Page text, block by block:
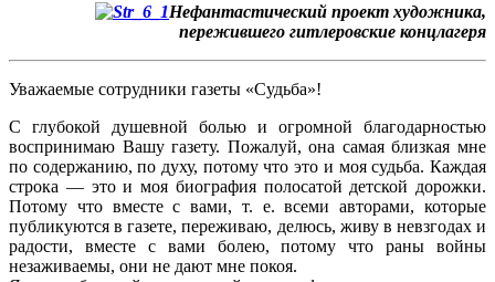
Нефантастический проект художника,
пережившего гитлеровские концлагеря
Уважаемые сотрудники газеты «Судьба»!
С глубокой душевной болью и огромной благодарностью
воспринимаю Вашу газету. Пожалуй, она самая близкая мне
по содержанию, по духу, потому что это и моя судьба. Каждая
строка — это и моя биография полосатой детской дорожки.
Потому что вместе с вами, т. е. всеми авторами, которые
публикуются в газете, переживаю, делюсь, живу в невзгодах и
радости, вместе с вами болею, потому что раны войны
незаживаемы, они не дают мне покоя.